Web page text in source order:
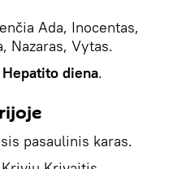
Ada, Inocentas,
Nazaras, Vytas.
diena.
pasaulinis karas.